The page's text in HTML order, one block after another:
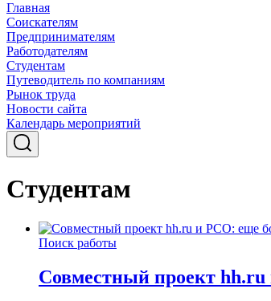
Главная
Соискателям
Предпринимателям
Работодателям
Студентам
Путеводитель по компаниям
Рынок труда
Новости сайта
Календарь мероприятий
Студентам
Поиск работы
Совместный проект